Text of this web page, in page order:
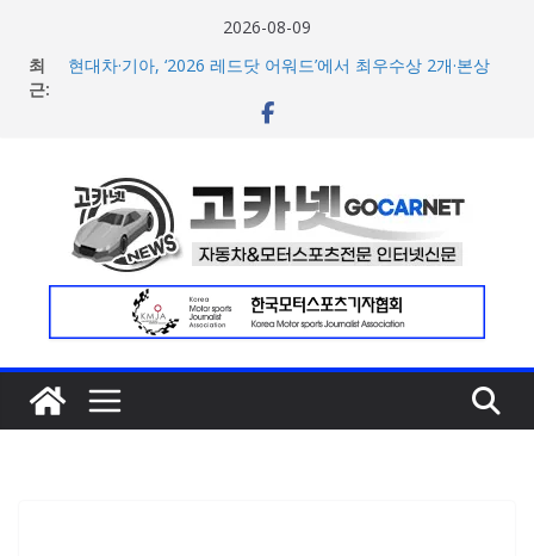
2026-08-09
최
근:
현대차·기아, ‘2026 레드닷 어워드’에서 최우수상 2개·본상
[신차] BMW, 8월 온라인 한정 에디션 3종 출시… 11일
이션 엔진’ 공개
벤틀리서울, 광주 신세계백화점에서 호남지역 최초 브랜드
팝업 오픈
BMW 레이디스 챔피언십 2026, 다양한 티켓 패키지 선보이
며 본격 대회 준비 돌입